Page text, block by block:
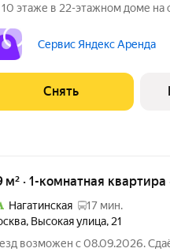
10 этаже в 22-этажном доме на
Сервис Яндекс Аренда
Снять
м² · 1-комнатная квартира
Нагатинская
17 мин.
, Высокая улица, 21
возможен с 08.09.2026.